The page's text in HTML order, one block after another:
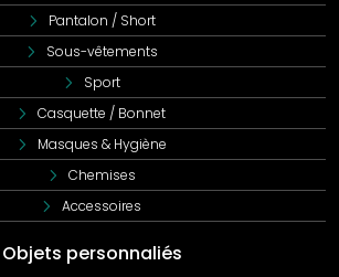
Pantalon / Short
Sous-vêtements
Sport
Casquette / Bonnet
Masques & Hygiène
Chemises
Accessoires
Objets personnaliés